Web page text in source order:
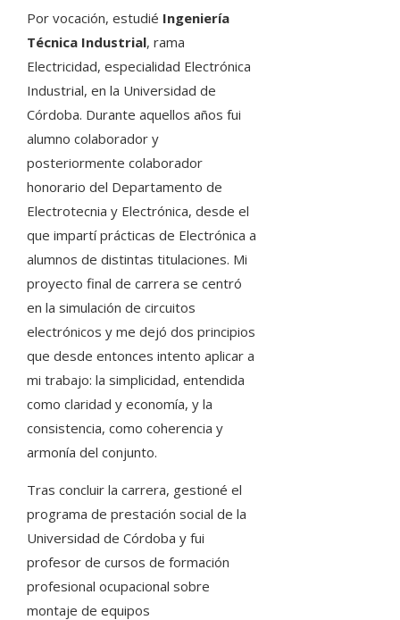
Por vocación, estudié Ingeniería
Técnica Industrial, rama
Electricidad, especialidad Electrónica
Industrial, en la Universidad de
Córdoba. Durante aquellos años fui
alumno colaborador y
posteriormente colaborador
honorario del Departamento de
Electrotecnia y Electrónica, desde el
que impartí prácticas de Electrónica a
alumnos de distintas titulaciones. Mi
proyecto final de carrera se centró
en la simulación de circuitos
electrónicos y me dejó dos principios
que desde entonces intento aplicar a
mi trabajo: la simplicidad, entendida
como claridad y economía, y la
consistencia, como coherencia y
armonía del conjunto.
Tras concluir la carrera, gestioné el
programa de prestación social de la
Universidad de Córdoba y fui
profesor de cursos de formación
profesional ocupacional sobre
montaje de equipos